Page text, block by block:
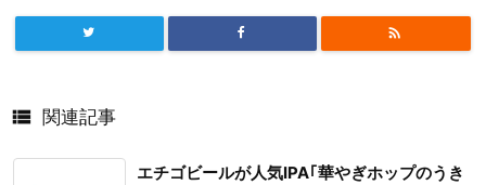

 関連記事
エチゴビールが人気IPA｢華やぎホップのうき